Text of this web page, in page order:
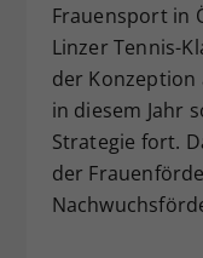
Frauensport in
Linzer Tennis-
der Konzeption
in diesem Jahr
Strategie fort.
der